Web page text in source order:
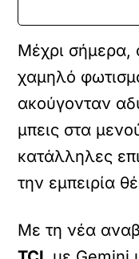
Μέχρι σήμερα,
χαμηλό
ακούγονταν
μπεις στα
κατάλληλες
την εμπειρία
Με τη νέα